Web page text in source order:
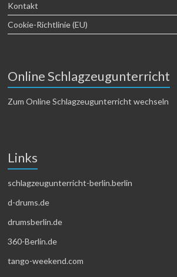
Kontakt
Cookie-Richtlinie (EU)
Online Schlagzeugunterricht
Zum Online Schlagzeugunterricht wechseln
Links
schlagzeugunterricht-berlin.berlin
d-drums.de
drumsberlin.de
360-Berlin.de
tango-weekend.com